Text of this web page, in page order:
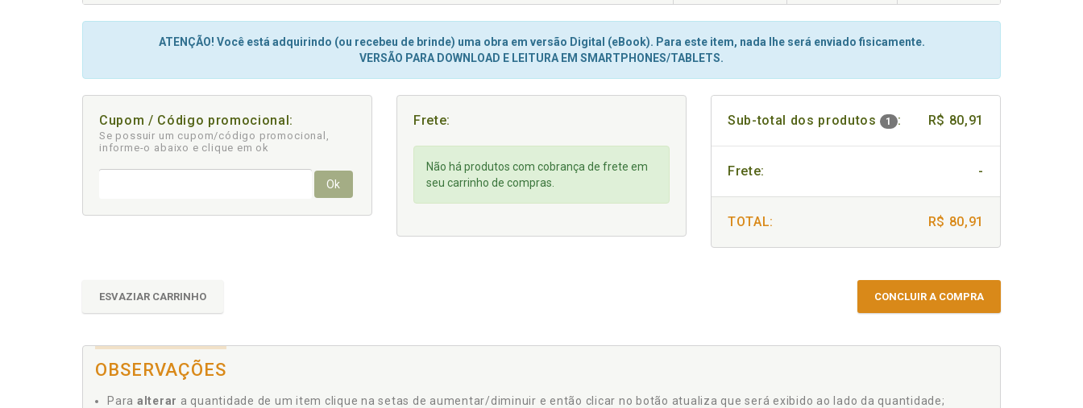
ATENÇÃO! Você está adquirindo (ou recebeu de brinde) uma obra em versão Digital (eBook). Para este item, nada lhe será enviado fisicamente.
VERSÃO PARA DOWNLOAD E LEITURA EM SMARTPHONES/TABLETS.
Cupom / Código promocional:
Se possuir um cupom/código promocional,
informe-o abaixo e clique em ok
Ok
Frete:
Não há produtos com cobrança de frete em
seu carrinho de compras.
Sub-total dos produtos 1 : R$ 80,91
Frete: -
TOTAL: R$ 80,91
ESVAZIAR CARRINHO CONCLUIR A COMPRA
OBSERVAÇÕES
Para alterar a quantidade de um item clique na setas de aumentar/diminuir e então clicar no botão atualiza que será exibido ao lado da quantidade;